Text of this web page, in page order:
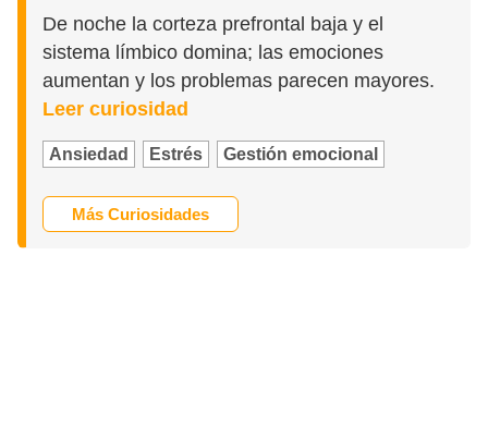
De noche la corteza prefrontal baja y el
sistema límbico domina; las emociones
aumentan y los problemas parecen mayores.
Leer curiosidad
Ansiedad Estrés Gestión emocional
Más Curiosidades